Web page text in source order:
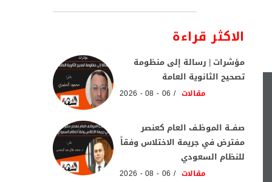
الاكثر قراءة
مؤشرات | رسالة إلى منظومة
تصحيح الثانوية العامة
مقالات 06 - 08 - 2026
صفــة الموظـف العام كعنصر
مفترض في جريمة الاختلاس وفقاً
للنظام السعودي
مقالات 06 - 08 - 2026